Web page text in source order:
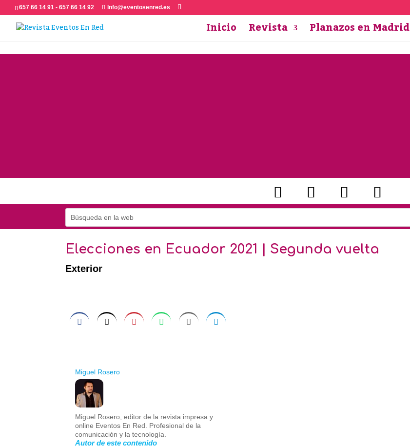
657 66 14 91 - 657 66 14 92 Info@eventosenred.es
Inicio Revista Planazos en Madrid
Elecciones en Ecuador 2021 | Segunda vuelta
Exterior
Miguel Rosero
Miguel Rosero, editor de la revista impresa y
online Eventos En Red. Profesional de la
comunicación y la tecnología.
Autor de este contenido